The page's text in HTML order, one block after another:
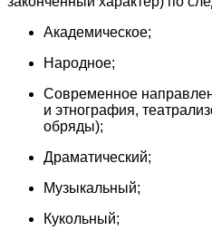
Академическое;
Народное;
Современное
и этнография,
обряды);
Драматический;
Музыкальный;
Кукольный;